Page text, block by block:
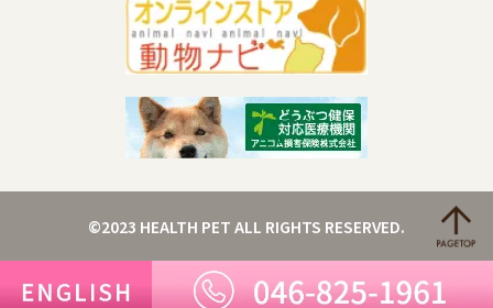
©2023 HEALTH PET ALL RIGHTS RESERVED.